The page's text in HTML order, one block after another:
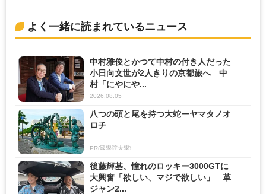
よく一緒に読まれているニュース
中村雅俊とかつて中村の付き人だった
小日向文世が2人きりの京都旅へ 中
村「にやにや...
2026.08.05
八つの頭と尾を持つ大蛇ーヤマタノオ
ロチ
PR(國學院大學)
後藤輝基、憧れのロッキー3000GTに
大興奮「欲しい、マジで欲しい」 革
ジャン2...